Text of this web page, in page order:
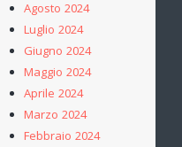
Agosto 2024
Luglio 2024
Giugno 2024
Maggio 2024
Aprile 2024
Marzo 2024
Febbraio 2024